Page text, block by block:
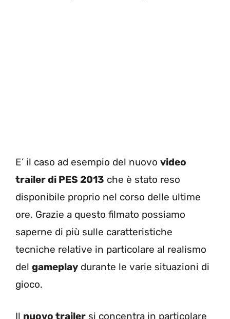
E’ il caso ad esempio del nuovo video
trailer di PES 2013 che è stato reso
disponibile proprio nel corso delle ultime
ore. Grazie a questo filmato possiamo
saperne di più sulle caratteristiche
tecniche relative in particolare al realismo
del gameplay durante le varie situazioni di
gioco.
Il nuovo trailer si concentra in particolare